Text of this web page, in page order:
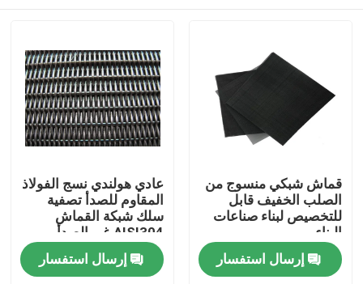
المنزل
المنتجات
قماش شبكي منسوج من
الصلب الخفيف قابل
للتخصيص لبناء صناعات
البناء
إرسال استفسار
عادي هولندي نسج الفولاذ
المقاوم للصدأ تصفية
سلك شبكة القماش
AISI304 غير الصدأ
إرسال استفسار